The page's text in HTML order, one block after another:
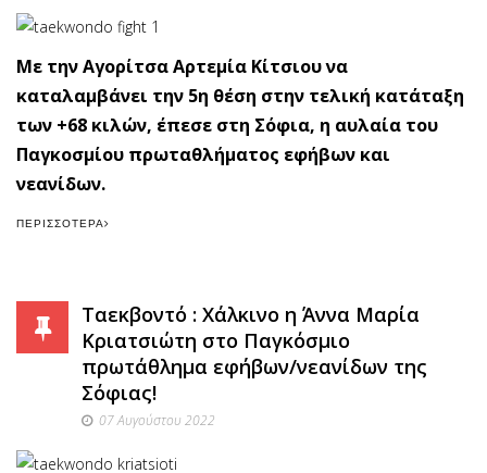
Με την Αγορίτσα Αρτεμία Κίτσιου να
καταλαμβάνει την 5η θέση στην τελική κατάταξη
των +68 κιλών, έπεσε στη Σόφια, η αυλαία του
Παγκοσμίου πρωταθλήματος εφήβων και
νεανίδων.
ΠΕΡΙΣΣΌΤΕΡΑ
Ταεκβοντό : Χάλκινο η Άννα Μαρία
Κριατσιώτη στο Παγκόσμιο
πρωτάθλημα εφήβων/νεανίδων της
Σόφιας!
07 Αυγούστου 2022